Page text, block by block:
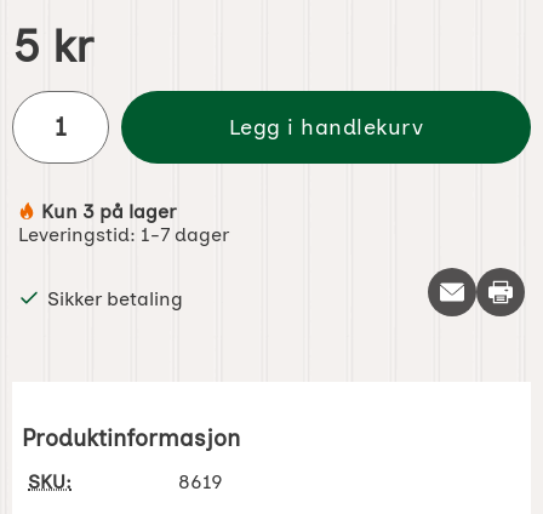
Handle dette produktet, Juleskort nisse kjører tømmer
pris
5 kr
antall
Legg i handlekurv
Produkttilgjengelighet:
Kun 3 på lager
Leveringstid: 1-7 dager
Sikker betaling Skriv
Produktinformasjon
SKU: 8619